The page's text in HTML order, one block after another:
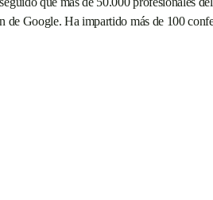
de Google. Ha impartido más de 100